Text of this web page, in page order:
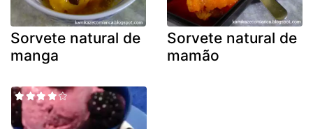
Sorvete natural de
manga
Sorvete natural de
mamão